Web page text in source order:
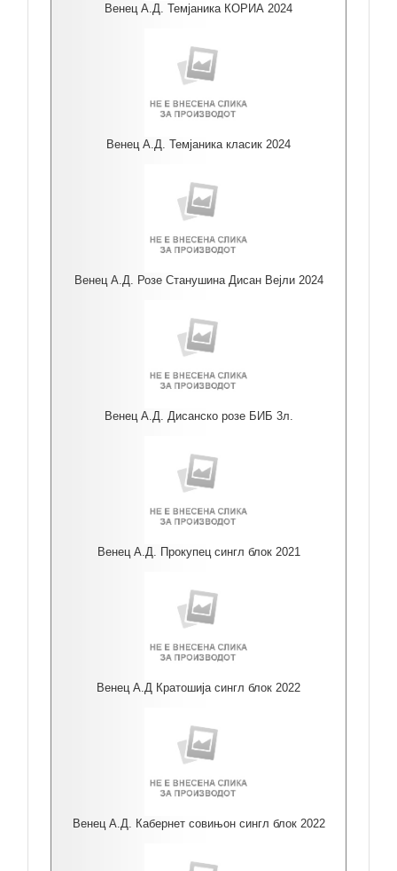
Венец А.Д. Темјаника КОРИА 2024
Венец А.Д. Темјаника класик 2024
Венец А.Д. Розе Станушина Дисан Вејли 2024
Венец А.Д. Дисанско розе БИБ 3л.
Венец А.Д. Прокупец сингл блок 2021
Венец А.Д Кратошија сингл блок 2022
Венец А.Д. Кабернет совињон сингл блок 2022